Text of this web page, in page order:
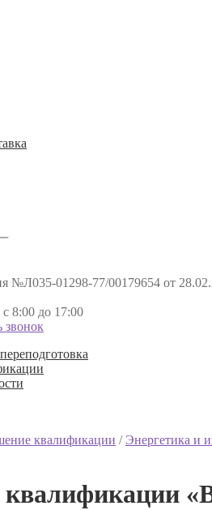
№Л035-01298-77/00179654 от
8:00 до 17:00
звонок
квалификации / Энергетика и